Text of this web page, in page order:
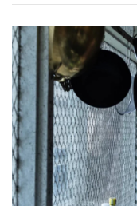
ค้นหา
SHARE